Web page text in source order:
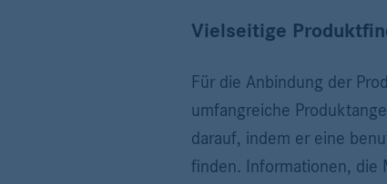
Vielseitige
Für die Anbindung der
umfangreiche
darauf, indem er eine
finden. Informationen, die